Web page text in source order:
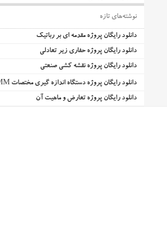
نوشته‌های تازه
دانلود رایگان پروژه مقدمه ای بر رباتیک
دانلود رایگان پروژه حفاری زیر تعادلی
دانلود رایگان پروژه نقشه کشی صنعتی
دانلود رایگان پروژه دستگاه اندازه گیری مختصات CMM
دانلود رایگان پروژه تعارض و ماهیت آن